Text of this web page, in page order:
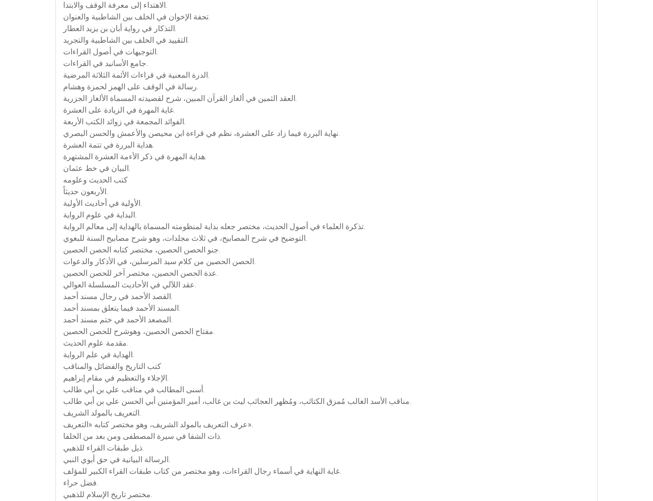
الاهتداء إلى معرفة الوقف والابتدا.
تحفة الإخوان في الخلف بين الشاطبية والعنوان.
التذكار في رواية أبان بن يزيد العطار.
التقييد في الخلف بين الشاطبية والتجريد.
التوجيهات في أصول القراءات.
جامع الأسانيد في القراءات.
الدرة المعنية في قراءات الأئمة الثلاثة المرضية.
رسالة في الوقف على الهمز لحمزة وهشام.
العقد الثمين في ألغاز القرآن المبين، شرح لقصيدته المسماة الألغاز الجزرية.
غاية المهرة في الزيادة على العشرة.
الفوائد المجمعة في زوائد الكتب الأربعة.
نهاية البررة فيما زاد على العشرة، نظم في قراءة ابن محيصن والأعمش والحسن البصري.
هداية البررة في تتمة العشرة.
هداية المهرة في ذكر الأءمة العشرة المشتهرة.
البيان في خط عثمان.
كتب الحديث وعلومه
الأربعون حديثاً.
الأولية في أحاديث الأولية.
البداية في علوم الرواية.
تذكرة العلماء في أصول الحديث، مختصر جعله بداية لمنظومته المسماة بالهداية إلى معالم الرواية.
التوضيح في شرح المصابيح، في ثلاث مجلدات، وهو شرح مصابيح السنة للبغوي.
جنو الحصن الحصين، مختصر كتابه الحصن الحصين.
الحصن الحصين من كلام سيد المرسلين، في الأذكار والدعوات.
عدة الحصن الحصين، مختصر آخر للحصن الحصين.
عقد اللآلي في الأحاديث المسلسلة العوالي.
القصد الأحمد في رجال مسند أحمد.
المسند الأحمد فيما يتعلق بمسند أحمد.
المصعد الأحمد في ختم مسند أحمد.
مفتاح الحصن الحصين، وهوشرح للحصن الحصين.
مقدمة علوم الحديث.
الهداية في علم الرواية.
كتب التاريخ والفضائل والمناقب
الإجلاء والتعظيم في مقام إبراهيم.
أسنى المطالب في مناقب علي بن أبي طالب.
مناقب الأسد الغالب مُمزق الكتائب، ومُظهر العجائب ليث بن غالب، أمير المؤمنين أبي الحسن علي بن أبي طالب.
التعريف بالمولد الشريف.
عرف التعريف بالمولد الشريف، وهو مختصر كتابه «التعريف».
ذات الشفا في سيرة المصطفى ومن بعد من الخلفا.
ذيل طبقات القراء للذهبي.
الرسالة البيانية في حق أبوي النبي.
غاية النهاية في أسماء رجال القراءات، وهو مختصر من كتاب طبقات القراء الكبير للمؤلف.
فضل حراء.
مختصر تاريخ الإسلام للذهبي.